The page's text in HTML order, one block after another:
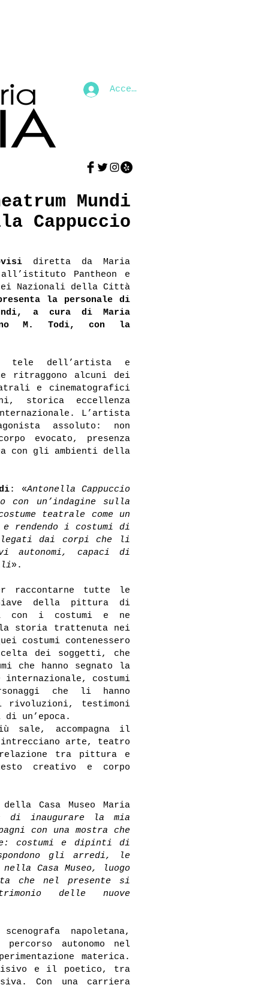
Accedi
Mundi
Cappuccio
diretta da Maria
Pantheon e
Nazionali della Città
la personale di
a cura di Maria
M. Todi, con la
tele dell’artista e
ritraggono alcuni dei
e cinematografici
storica eccellenza
L’artista
assoluto: non
evocato, presenza
con gli ambienti della
: «Antonella Cappuccio
con un’indagine sulla
teatrale come un
rendendo i costumi di
dai corpi che li
autonomi, capaci di
».
raccontarne tutte le
della pittura di
con i costumi e ne
storia trattenuta nei
costumi contenessero
dei soggetti, che
che hanno segnato la
costumi
che li hanno
rivoluzioni, testimoni
un’epoca.
sale, accompagna il
arte, teatro
tra pittura e
creativo e corpo
Casa Museo Maria
di inaugurare la mia
con una mostra che
costumi e dipinti di
gli arredi, le
Casa Museo, luogo
che nel presente si
delle nuove
napoletana,
autonomo nel
materica.
e il poetico, tra
Con una carriera